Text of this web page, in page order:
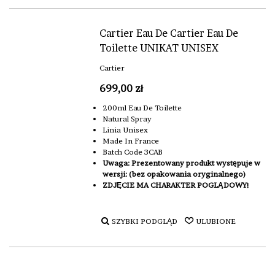
Cartier Eau De Cartier Eau De
Toilette UNIKAT UNISEX
Cartier
699,00 zł
200ml Eau De Toilette
Natural Spray
Linia Unisex
Made In France
Batch Code 3CAB
Uwaga: Prezentowany produkt występuje w
wersji: (bez opakowania oryginalnego)
ZDJĘCIE MA CHARAKTER POGLĄDOWY!
SZYBKI PODGLĄD ULUBIONE